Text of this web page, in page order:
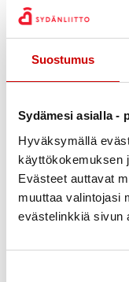
Suostumus
Sydämesi asialla -
Hyväksymällä
käyttökokemuksen
Evästeet auttavat
muuttaa valintojasi
evästelinkkiä sivun
reseptiä lukuun
alkuperäiseen
Kirjan
taulukko näyttää
rasvan määrä
pullomargariiniin.